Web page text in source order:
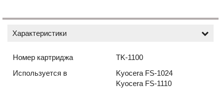
Характеристики
Номер картриджа
TK-1100
Используется в
Kyocera FS-1024
Kyocera FS-1110